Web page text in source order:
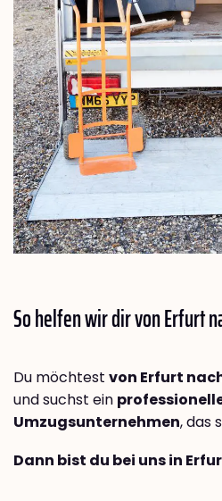
So helfen wir dir von Erfurt
Du möchtest von Erfurt
und suchst ein
Umzugsunternehmen, das
Dann bist du bei uns in